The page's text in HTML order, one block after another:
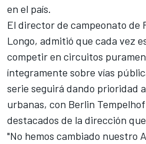
en el país.
El director de campeonato de
Longo, admitió que cada vez
competir en circuitos
íntegramente sobre vías
serie seguirá dando prioridad
urbanas, con Berlin
destacados de la dirección
"No hemos cambiado nuestro